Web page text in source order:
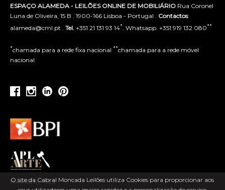
O site da Cabral Moncada Leilões utiliza Cookies para proporcionar aos
ESPAÇO ALAMEDA - LEILÕES ONLINE DE MOBILIÁRIO Rua Coronel
Luna de Oliveira, 15 B . 1900-166 Lisboa - Portugal . Contactos:
alameda@cml.pt . Tel. +351 21 131 93 14* . Whatsapp. +351 919 132 080**
*chamada para a rede fixa nacional **chamada para a rede móvel
nacional
Powered by ACLSI